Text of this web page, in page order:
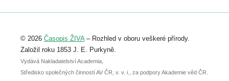
Registrovat se můžete do 6. září.
abstraktu přihlášené přednášky nebo
posteru je už 30. června.
© 2026 Časopis ŽIVA– Rozhled v oboru veškeré přírody.
Založil roku 1853 J. E. Purkyně.
Vydává Nakladatelství Academia,
Středisko společných činností AV ČR, v. v. i., za podpory Akademie věd ČR.